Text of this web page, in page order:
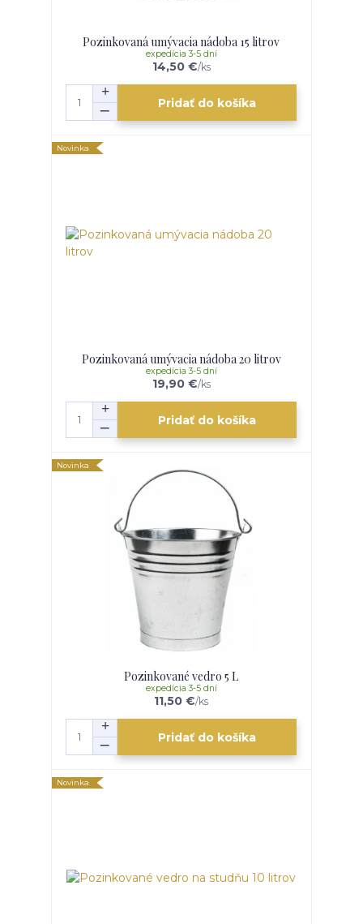
Pozinkovaná umývacia nádoba 15 litrov
14,50 €/ks
expedícia 3-5 dní
Pridať do košíka
Novinka
Pozinkovaná umývacia nádoba 20 litrov
19,90 €/ks
expedícia 3-5 dní
Pridať do košíka
Novinka
Pozinkované vedro 5 L
11,50 €/ks
expedícia 3-5 dní
Pridať do košíka
Novinka